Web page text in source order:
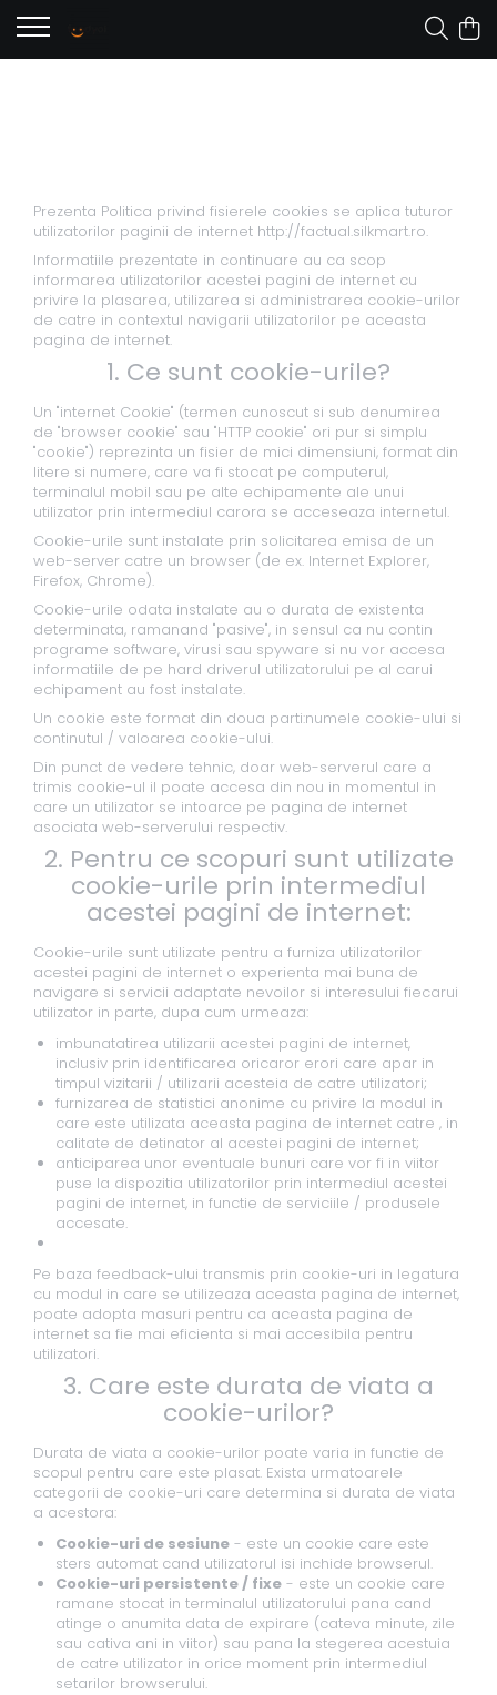
Prezenta Politica privind fisierele cookies se aplica tuturor
utilizatorilor paginii de internet http://factual.silkmart.ro.
Informatiile prezentate in continuare au ca scop
informarea utilizatorilor acestei pagini de internet cu
privire la plasarea, utilizarea si administrarea cookie-urilor
de catre in contextul navigarii utilizatorilor pe aceasta
pagina de internet.
1. Ce sunt cookie-urile?
Un "internet Cookie" (termen cunoscut si sub denumirea
de "browser cookie" sau "HTTP cookie" ori pur si simplu
"cookie") reprezinta un fisier de mici dimensiuni, format din
litere si numere, care va fi stocat pe computerul,
terminalul mobil sau pe alte echipamente ale unui
utilizator prin intermediul carora se acceseaza internetul.
Cookie-urile sunt instalate prin solicitarea emisa de un
web-server catre un browser (de ex. Internet Explorer,
Firefox, Chrome).
Cookie-urile odata instalate au o durata de existenta
determinata, ramanand "pasive", in sensul ca nu contin
programe software, virusi sau spyware si nu vor accesa
informatiile de pe hard driverul utilizatorului pe al carui
echipament au fost instalate.
Un cookie este format din doua parti:numele cookie-ului si
continutul / valoarea cookie-ului.
Din punct de vedere tehnic, doar web-serverul care a
trimis cookie-ul il poate accesa din nou in momentul in
care un utilizator se intoarce pe pagina de internet
asociata web-serverului respectiv.
2. Pentru ce scopuri sunt utilizate
cookie-urile prin intermediul
acestei pagini de internet:
Cookie-urile sunt utilizate pentru a furniza utilizatorilor
acestei pagini de internet o experienta mai buna de
navigare si servicii adaptate nevoilor si interesului fiecarui
utilizator in parte, dupa cum urmeaza:
imbunatatirea utilizarii acestei pagini de internet,
inclusiv prin identificarea oricaror erori care apar in
timpul vizitarii / utilizarii acesteia de catre utilizatori;
furnizarea de statistici anonime cu privire la modul in
care este utilizata aceasta pagina de internet catre , in
calitate de detinator al acestei pagini de internet;
anticiparea unor eventuale bunuri care vor fi in viitor
puse la dispozitia utilizatorilor prin intermediul acestei
pagini de internet, in functie de serviciile / produsele
accesate.
Pe baza feedback-ului transmis prin cookie-uri in legatura
cu modul in care se utilizeaza aceasta pagina de internet,
poate adopta masuri pentru ca aceasta pagina de
internet sa fie mai eficienta si mai accesibila pentru
utilizatori.
3. Care este durata de viata a
cookie-urilor?
Durata de viata a cookie-urilor poate varia in functie de
scopul pentru care este plasat. Exista urmatoarele
categorii de cookie-uri care determina si durata de viata
a acestora:
Cookie-uri de sesiune - este un cookie care este
sters automat cand utilizatorul isi inchide browserul.
Cookie-uri persistente / fixe - este un cookie care
ramane stocat in terminalul utilizatorului pana cand
atinge o anumita data de expirare (cateva minute, zile
sau cativa ani in viitor) sau pana la stegerea acestuia
de catre utilizator in orice moment prin intermediul
setarilor browserului.